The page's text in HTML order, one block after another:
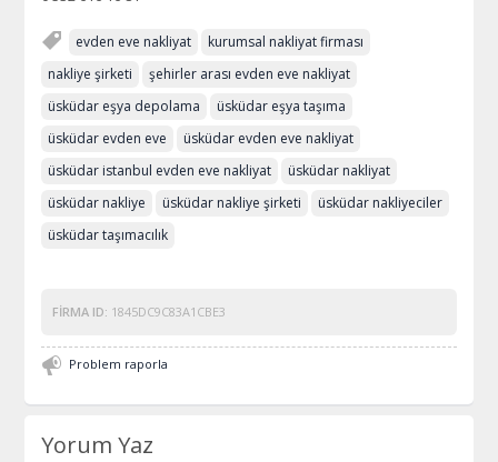
evden eve nakliyat
kurumsal nakliyat firması
nakliye şirketi
şehirler arası evden eve nakliyat
üsküdar eşya depolama
üsküdar eşya taşıma
üsküdar evden eve
üsküdar evden eve nakliyat
üsküdar istanbul evden eve nakliyat
üsküdar nakliyat
üsküdar nakliye
üsküdar nakliye şirketi
üsküdar nakliyeciler
üsküdar taşımacılık
FIRMA ID: 1845DC9C83A1CBE3
Problem raporla
Yorum Yaz